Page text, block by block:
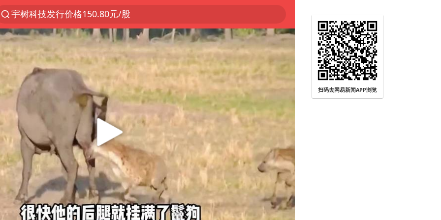
昆明石林火把节
外交部发言人就广岛核爆81周年等答记者问
台风“白海豚”7日起影响上海
我国编制完成新版全月地质图
女子利用漏洞0元薅走3000多件家电
27岁女子成组织卖淫集团主犯被通缉
胡塞武装袭扰红海航运行动升级
郑国霖回应去景区上班被保安拦下
80后女柜员逆袭成4200亿银行副行长
感觉全东北都在等7号
扎哈罗娃批广岛市长不提美国原子弹
扫码去网易新闻APP浏览